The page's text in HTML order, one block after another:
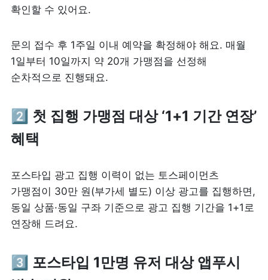
확인할 수 있어요.
문의 접수 후 1주일 이내 예약을 확정해야 해요. 매월
1일부터 10일까지 약 20개 가맹점을 선정해
순차적으로 진행돼요.
2️⃣ 첫 집행 가맹점 대상 ‘1+1 기간 연장’
혜택
포스타입 광고 집행 이력이 없는 토스페이먼츠
가맹점이 30만 원(부가세 별도) 이상 광고를 집행하면,
동일 상품·동일 구좌 기준으로 광고 집행 기간을 1+1로
연장해 드려요.
3️⃣ 포스타입 1만명 유저 대상 앱푸시